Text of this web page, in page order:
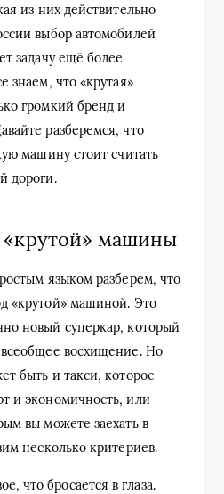
из них действительно
выбор автомобилей
задачу ещё более
знаем, что «крутая»
громкий бренд и
разберемся, что
машину стоит считать
дороги.
машины
языком разберем, что
«крутой» машиной. Это
новый суперкар, который
восхищение. Но
быть и такси, которое
и экономичность, или
вы можете заехать в
несколько критериев.
что бросается в глаза.